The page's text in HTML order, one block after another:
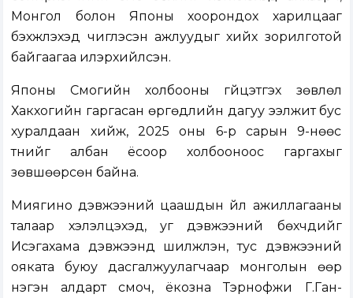
Монгол болон Японы хоорондох харилцааг
бэхжүүлэхэд чиглэсэн ажлуудыг хийх зорилготой
байгаагаа илэрхийлсэн.
Японы Сүмогийн холбооны гүйцэтгэх зөвлөл
Хакүхогийн гаргасан өргөдлийн дагуу ээлжит бус
хуралдаан хийж, 2025 оны 6-р сарын 9-нөөс
түүнийг албан ёсоор холбооноос гаргахыг
зөвшөөрсөн байна.
Миягино дэвжээний цаашдын үйл ажиллагааны
талаар хэлэлцэхэд, уг дэвжээний бөхчүүдийг
Исэгахама дэвжээнд шилжүүлэн, тус дэвжээний
ояката буюу дасгалжуулагчаар монголын өөр
нэгэн алдарт сүмоч, ёкозүна Тэрүнофүжи Г.Ган-